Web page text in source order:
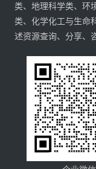
类、地理科学类、环
类、化学化工与生命
述资源查询、分享、